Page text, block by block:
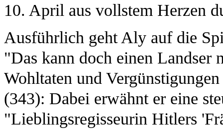
10. April aus vollstem Herzen
Ausführlich geht Aly auf die
"Das kann doch einen Landser
Wohltaten und
(343): Dabei erwähnt er eine
"Lieblingsregisseurin Hitlers